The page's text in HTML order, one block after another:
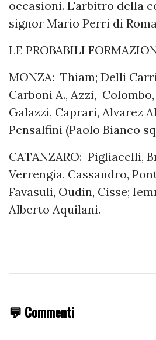
occasioni. L'arbitro della
signor Mario Perri di Roma
LE PROBABILI
MONZA: Thiam; Delli
Carboni A., Azzi,
Galazzi, Caprari, Alvarez
Pensalfini (Paolo Bianco
CATANZARO: Pigliacelli,
Verrengia, Cassandro,
Favasuli, Oudin, Cisse;
Alberto Aquilani.
💬 Commenti